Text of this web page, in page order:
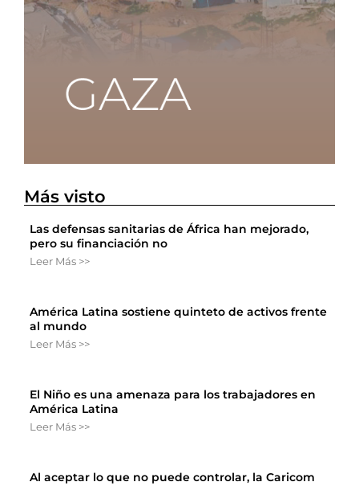
Más visto
Las defensas sanitarias de África han mejorado,
pero su financiación no
Leer Más >>
América Latina sostiene quinteto de activos frente
al mundo
Leer Más >>
El Niño es una amenaza para los trabajadores en
América Latina
Leer Más >>
Al aceptar lo que no puede controlar, la Caricom